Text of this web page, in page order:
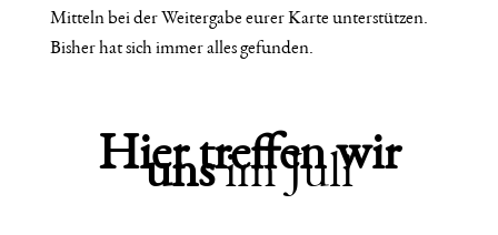
Mitteln bei der Weitergabe eurer Karte unterstützen.
Bisher hat sich immer alles gefunden.
Hier treffen wir
unsim Juli